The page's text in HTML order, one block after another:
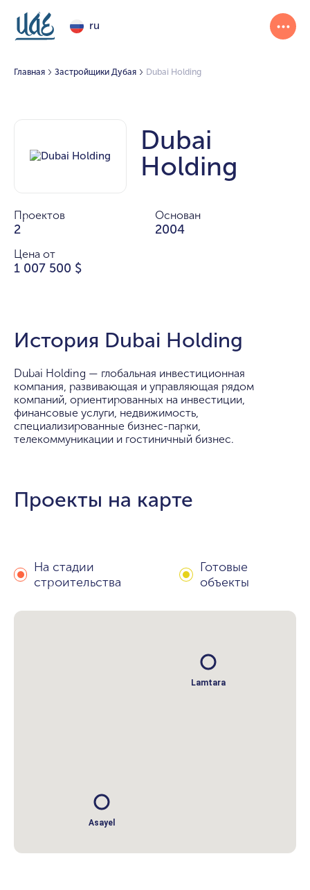
ru
Главная Застройщики Дубая Dubai Holding
Dubai
Holding
Проектов
2
Основан
2004
Цена от
1 007 500 $
История Dubai Holding
Dubai Holding — глобальная инвестиционная
компания, развивающая и управляющая рядом
компаний, ориентированных на инвестиции,
финансовые услуги, недвижимость,
специализированные бизнес-парки,
телекоммуникации и гостиничный бизнес.
Проекты на карте
На стадии
строительства
Готовые
объекты
Asayel
Lamtara